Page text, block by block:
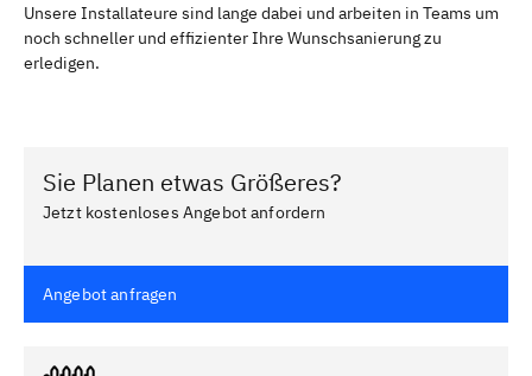
Unsere Installateure sind lange dabei und arbeiten in Teams um
noch schneller und effizienter Ihre Wunschsanierung zu
erledigen.
Sie Planen etwas Größeres?
Jetzt kostenloses Angebot anfordern
Angebot anfragen